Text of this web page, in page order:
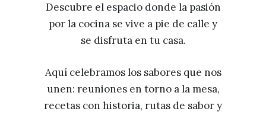
Descubre el espacio donde la pasión
por la cocina se vive a pie de calle y
se disfruta en tu casa.
Aquí celebramos los sabores que nos
unen: reuniones en torno a la mesa,
recetas con historia, rutas de sabor y